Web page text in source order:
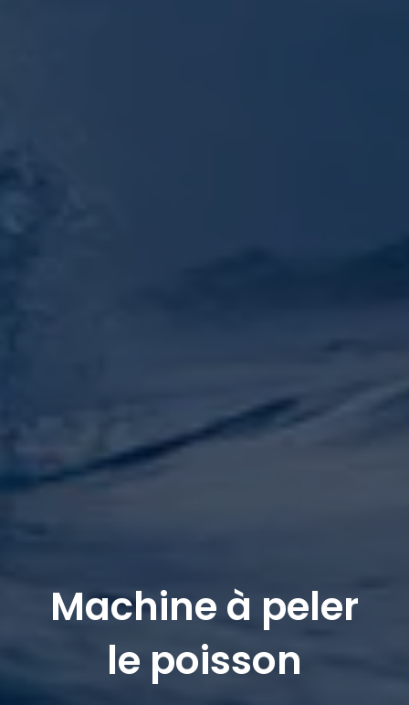
Machine à peler
le poisson